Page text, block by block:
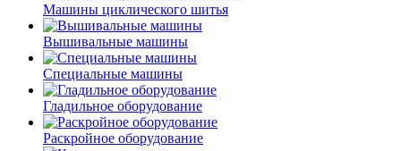
Машины циклического шитья
Вышивальные машины
Специальные машины
Гладильное оборудование
Раскройное оборудование